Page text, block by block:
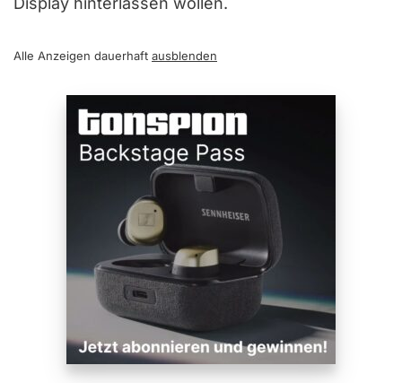
Alle Anzeigen dauerhaft ausblenden